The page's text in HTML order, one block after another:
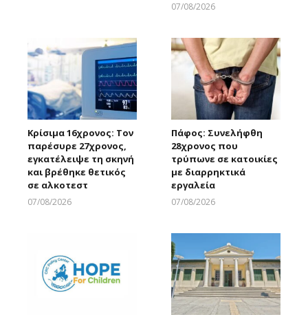
07/08/2026
Κρίσιμα 16χρονος: Τον
παρέσυρε 27χρονος,
εγκατέλειψε τη σκηνή
και βρέθηκε θετικός
σε αλκοτεστ
07/08/2026
Πάφος: Συνελήφθη
28χρονος που
τρύπωνε σε κατοικίες
με διαρρηκτικά
εργαλεία
07/08/2026